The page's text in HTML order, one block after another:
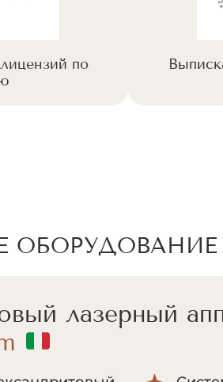
по
ОБОРУДОВАНИЕ
лазерный